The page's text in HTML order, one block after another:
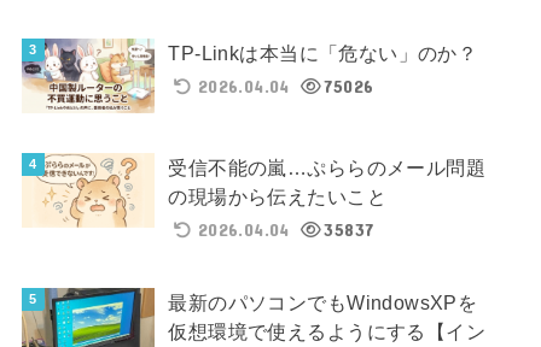
TP-Linkは本当に「危ない」のか？
2026.04.04
75026
受信不能の嵐…ぷららのメール問題
の現場から伝えたいこと
2026.04.04
35837
最新のパソコンでもWindowsXPを
仮想環境で使えるようにする【イン